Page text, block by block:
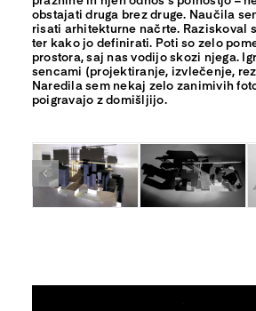
obstajati druga brez druge. Naučila
risati arhitekturne načrte. Raziskoval
ter kako jo definirati. Poti so zelo
prostora, saj nas vodijo skozi njega.
sencami (projektiranje, izvlečenje,
Naredila sem nekaj zelo zanimivih
poigravajo z domišljijo.